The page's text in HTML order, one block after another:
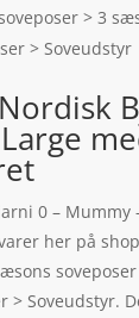
> 3
> Soveudstyr
0 – Mummy
her på
> Soveudstyr.